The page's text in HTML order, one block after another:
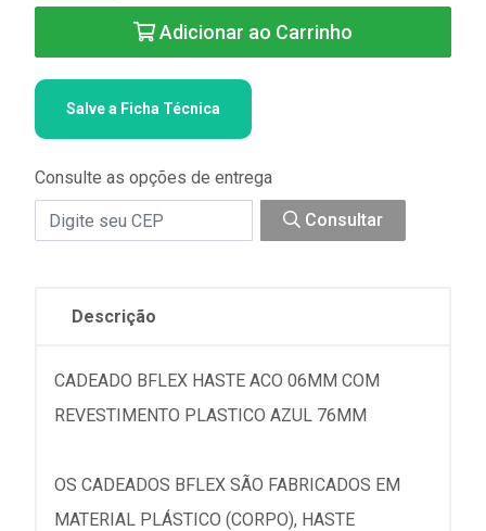
Adicionar ao Carrinho
Salve a Ficha Técnica
Consulte as opções de entrega
Consultar
Descrição
CADEADO BFLEX HASTE ACO 06MM COM
REVESTIMENTO PLASTICO AZUL 76MM
OS CADEADOS BFLEX SÃO FABRICADOS EM
MATERIAL PLÁSTICO (CORPO), HASTE